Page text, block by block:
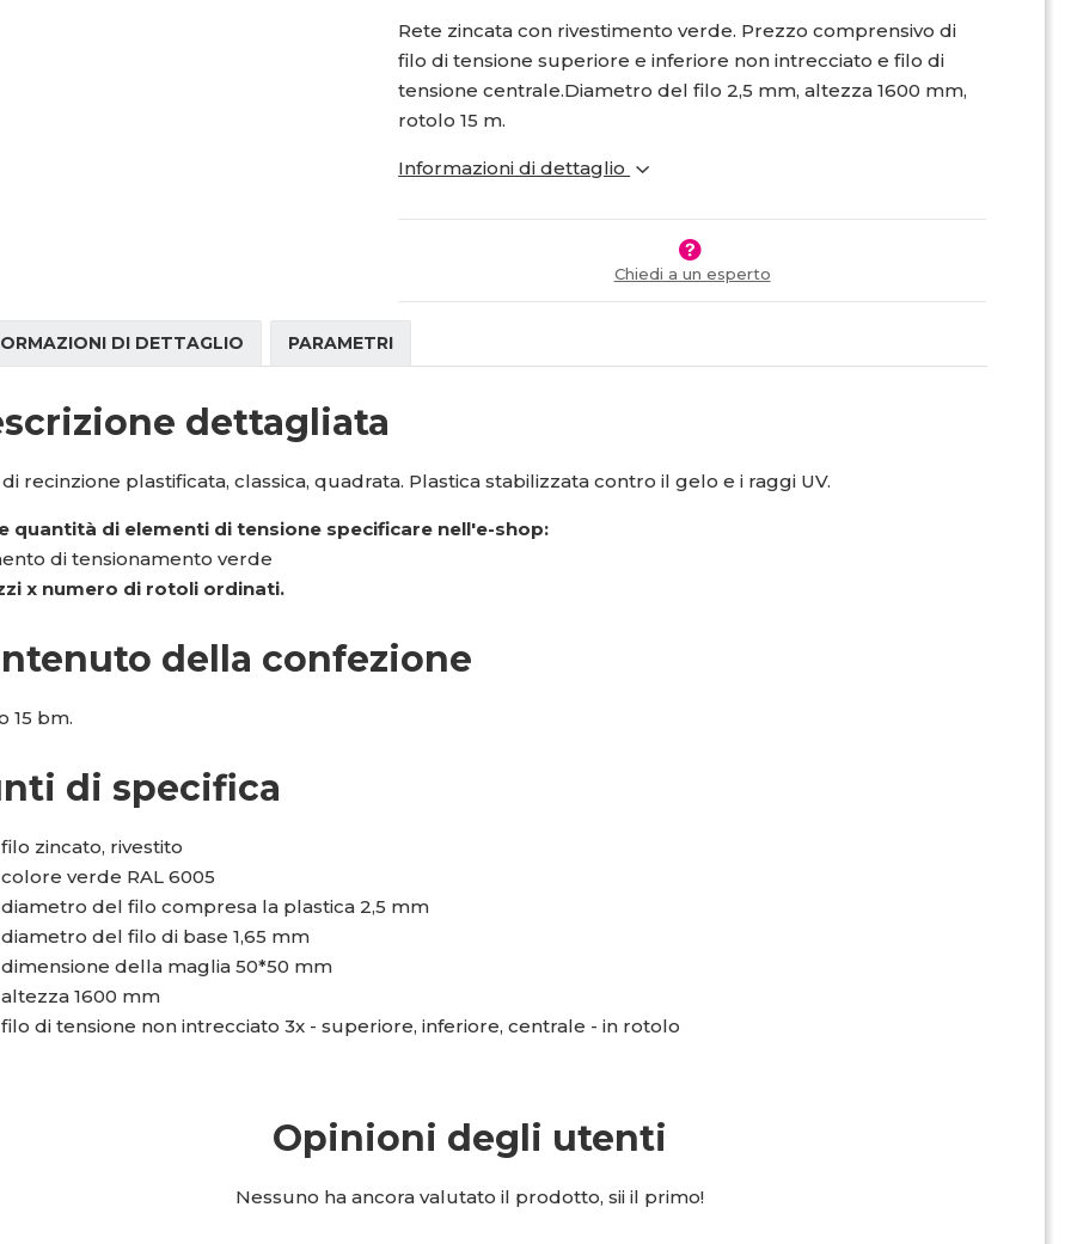
t
m
n
o
s
t
i
t
m
n
o
s
v
Rete zincata con rivestimento verde. Prezzo comprensivo di
filo di tensione superiore e inferiore non intrecciato e filo di
tensione centrale.Diametro del filo 2,5 mm, altezza 1600 mm,
rotolo 15 m.
Informazioni di dettaglio
Chiedi a un esperto
DI DETTAGLIO PARAMETRI
dettagliata
recinzione plastificata, classica, quadrata. Plastica stabilizzata contro il gelo e i raggi UV.
quantità di elementi di tensione specificare nell'e-shop:
di tensionamento verde
x numero di rotoli ordinati.
della confezione
15 bm.
di specifica
filo zincato, rivestito
colore verde RAL 6005
diametro del filo compresa la plastica 2,5 mm
diametro del filo di base 1,65 mm
dimensione della maglia 50*50 mm
altezza 1600 mm
filo di tensione non intrecciato 3x - superiore, inferiore, centrale - in rotolo
Opinioni degli utenti
Nessuno ha ancora valutato il prodotto, sii il primo!